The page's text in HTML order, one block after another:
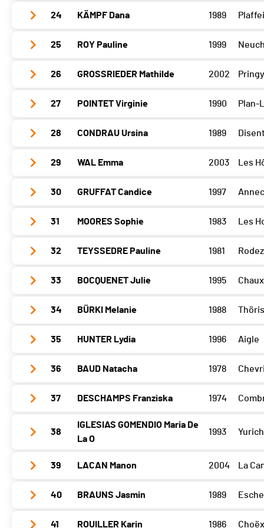
Open Bike
Sense 0
Open Bike
Glèbe 221
Sense
Open Bike
24 KÄMPF Dana 1989
Glèbe 0
Sense 300
Open Bike
25 ROY Pauline 1999
Glèbe 0
Sense 0
Open Bike
26 GROSSRIEDER Mathilde 2002 Pringy
Glèbe 0
Sense 0
Open Bike
27 POINTET Virginie 1990 Plan-
Glèbe 0
Sense
Open Bike
28 CONDRAU Ursina 1989
Glèbe 0
Sense 0
Open Bike
29 WAL Emma 2003 Les
Glèbe 0
Sense 0
Open Bike
30 GRUFFAT Candice 1997
Glèbe 0
Sense 0
Open Bike
31 MOORES Sophie 1983 Les
Glèbe 0
Sense 0
Open Bike
32 TEYSSEDRE Pauline 1981 Rodez
Glèbe 253
Sense 0
Open Bike
33 BOCQUENET Julie 1995
Glèbe 0
Sense 0
Open Bike
34 BÜRKI Melanie 1988
Glèbe 0
Sense 0
Open Bike
35 HUNTER Lydia 1996 Aigle
Glèbe 0
Sense 0
Open Bike
36 BAUD Natacha 1978
Glèbe 0
0
Open Bike 0
37 DESCHAMPS Franziska 1974
Glèbe
Barillette
Open Bike 0
38
IGLESIAS GOMENDIO Maria De
La O
1993 Yurich
Glèbe 0
Sense 0
39 LACAN Manon 2004 La
Glèbe 0
Sense 0
40 BRAUNS Jasmin 1989
41 ROUILLER Karin 1986 Choëx